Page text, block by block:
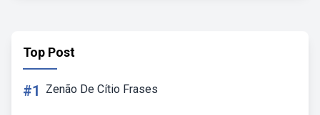
Top Post
#1 Zenão De Cítio Frases